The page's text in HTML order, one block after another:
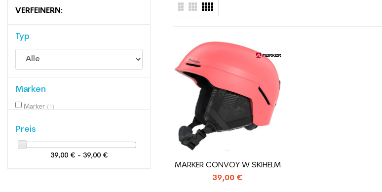
VERFEINERN:
Typ
Marken
Marker (1)
Preis
39,00 € - 39,00 €
MARKER CONVOY W SKIHELM
39,00 €